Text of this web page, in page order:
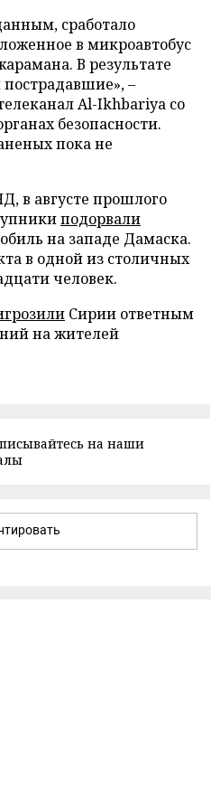
сработало
в микроавтобус
В результате
–
Al-Ikhbariya со
безопасности.
пока не
в августе прошлого
подорвали
на западе Дамаска.
в одной из столичных
человек.
Сирии ответным
на жителей
на наши